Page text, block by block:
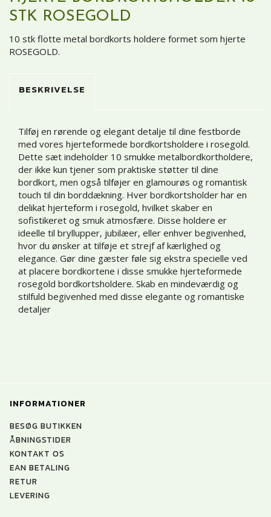
STK ROSEGOLD
10 stk flotte metal bordkorts holdere formet som hjerte
ROSEGOLD.
BESKRIVELSE
Tilføj en rørende og elegant detalje til dine festborde
med vores hjerteformede bordkortsholdere i rosegold.
Dette sæt indeholder 10 smukke metalbordkortholdere,
der ikke kun tjener som praktiske støtter til dine
bordkort, men også tilføjer en glamourøs og romantisk
touch til din borddækning. Hver bordkortsholder har en
delikat hjerteform i rosegold, hvilket skaber en
sofistikeret og smuk atmosfære. Disse holdere er
ideelle til bryllupper, jubilæer, eller enhver begivenhed,
hvor du ønsker at tilføje et strejf af kærlighed og
elegance. Gør dine gæster føle sig ekstra specielle ved
at placere bordkortene i disse smukke hjerteformede
rosegold bordkortsholdere. Skab en mindeværdig og
stilfuld begivenhed med disse elegante og romantiske
detaljer
INFORMATIONER
BESØG BUTIKKEN
ÅBNINGSTIDER
KONTAKT OS
EAN BETALING
RETUR
LEVERING